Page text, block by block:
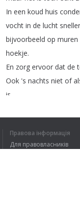
In een koud huis
vocht in de lucht sneller
bijvoorbeeld op muren
hoekje.
En zorg ervoor dat de
Ook 's nachts niet of
is
Dat kan natuurlijk op
Правова інформація
Для правовласників